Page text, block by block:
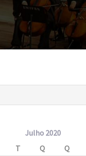
Julho 2020
T Q Q